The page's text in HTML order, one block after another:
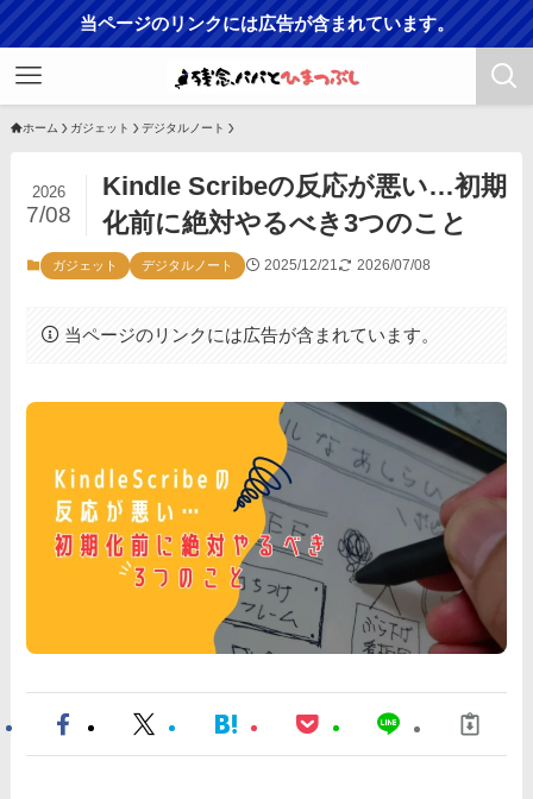
当ページのリンクには広告が含まれています。
ホーム ガジェット デジタルノート
Kindle Scribeの反応が悪い…初期
化前に絶対やるべき3つのこと
2026
7/08
ガジェット デジタルノート 2025/12/21 2026/07/08
当ページのリンクには広告が含まれています。